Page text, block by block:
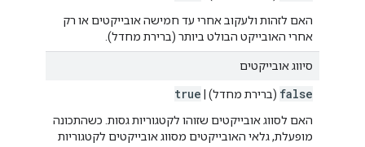
האם לזהות ולעקוב אחרי עד חמישה אובייקטים או רק
אחרי האובייקט הבולט ביותר (ברירת מחדל).
סיווג אובייקטים
false (ברירת מחדל) | true
האם לסווג אובייקטים שזוהו לקטגוריות גסות. כשהתכונה
מופעלת, גלאי האובייקטים מסווג אובייקטים לקטגוריות